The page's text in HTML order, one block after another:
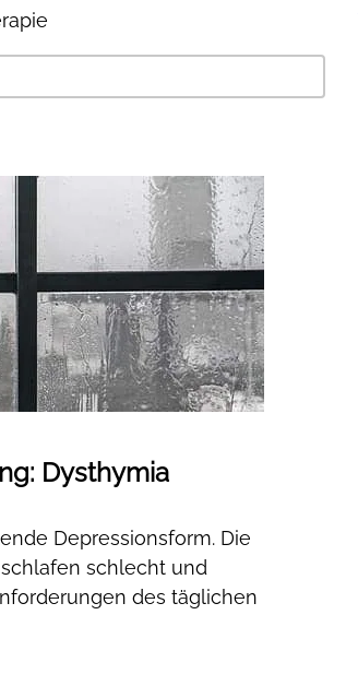
Dysthymia
Depressionsform. Die
schlecht und
des täglichen